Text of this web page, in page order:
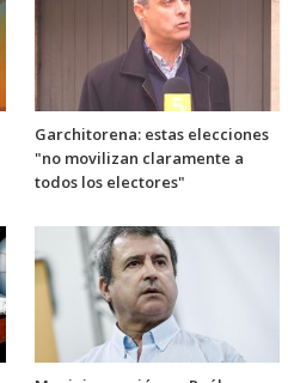
Garchitorena: estas elecciones
"no movilizan claramente a
todos los electores"